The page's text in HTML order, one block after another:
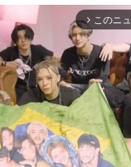
arrow_forward_ios このニ